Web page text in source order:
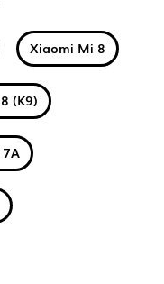
Xiaomi Mi 8
(K9)